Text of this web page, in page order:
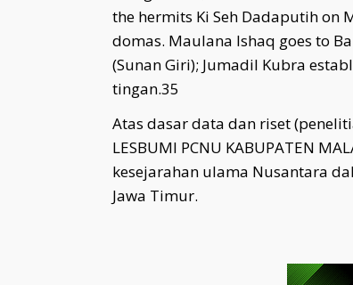
the hermits Ki Seh Dadaputih on
domas. Maulana Ishaq goes to
(Sunan Giri); Jumadil Kubra
tingan.35
Atas dasar data dan riset
LESBUMI PCNU KABUPATEN
kesejarahan ulama Nusantara
Jawa Timur.